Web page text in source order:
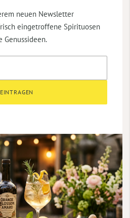
neuen Newsletter
eingetroffene Spirituosen
Genussideen.
EINTRAGEN